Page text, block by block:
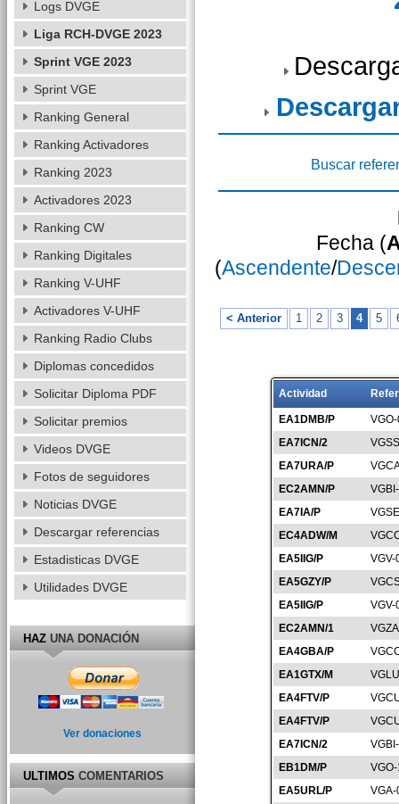
Buscar
Fecha (
(Ascendente/
< Anterior 1 2 3 4 5
Actividad
EA1DMB/P
EA7ICN/2
EA7URA/P
EC2AMN/P
EA7IA/P
EC4ADW/M
EA5IIG/P
VGV-
EA5GZY/P
EA5IIG/P
VGV-
EC2AMN/1
EA4GBA/P
EA1GTX/M
EA4FTV/P
EA4FTV/P
EA7ICN/2
EB1DM/P
EA5URL/P
Logs DVGE
Liga RCH-DVGE 2023
Sprint VGE 2023
Sprint VGE
Ranking General
Ranking Activadores
Ranking 2023
Activadores 2023
Ranking CW
Ranking Digitales
Ranking V-UHF
Activadores V-UHF
Ranking Radio Clubs
Diplomas concedidos
Solicitar Diploma PDF
Solicitar premios
Videos DVGE
Fotos de seguidores
Noticias DVGE
Descargar referencias
Estadisticas DVGE
Utilidades DVGE
HAZUNA DONACIÓN
Ver donaciones
ULTIMOSCOMENTARIOS